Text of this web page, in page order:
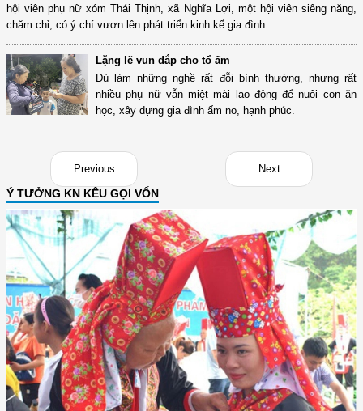
hội viên phụ nữ xóm Thái Thịnh, xã Nghĩa Lợi, một hội viên siêng năng,
chăm chỉ, có ý chí vươn lên phát triển kinh kế gia đình.
Lặng lẽ vun đắp cho tổ ấm
Dù làm những nghề rất đỗi bình thường, nhưng rất
nhiều phụ nữ vẫn miệt mài lao động để nuôi con ăn
học, xây dựng gia đình ấm no, hạnh phúc.
Previous Next
Ý TƯỞNG KN KÊU GỌI VỐN